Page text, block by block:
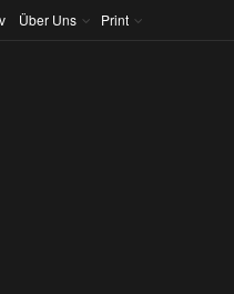
Über Uns Print